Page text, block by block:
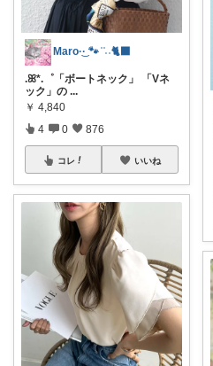
Maro·͜· 🐾 ͗ ͗˒˒🐈‍⬛
.ꕤ*.゜「ボートネック」 「Vネ
ック」の ...
￥ 4,840
4 0 876
コレ いいね